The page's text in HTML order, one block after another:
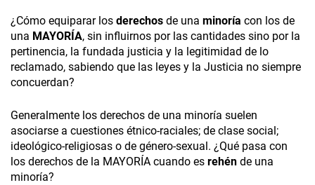
¿Cómo equiparar los derechos de una minoría con los de
una MAYORÍA, sin influirnos por las cantidades sino por la
pertinencia, la fundada justicia y la legitimidad de lo
reclamado, sabiendo que las leyes y la Justicia no siempre
concuerdan?
Generalmente los derechos de una minoría suelen
asociarse a cuestiones étnico-raciales; de clase social;
ideológico-religiosas o de género-sexual. ¿Qué pasa con
los derechos de la MAYORÍA cuando es rehén de una
minoría?